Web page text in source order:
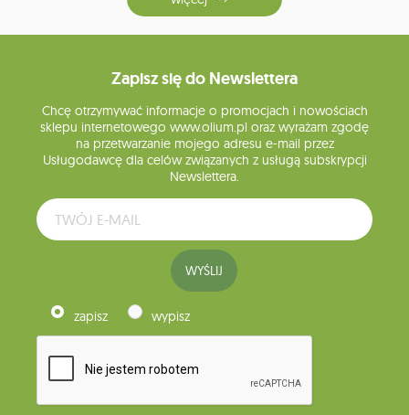
Zapisz się do Newslettera
Chcę otrzymywać informacje o promocjach i nowościach
sklepu internetowego www.olium.pl oraz wyrażam zgodę
na przetwarzanie mojego adresu e-mail przez
Usługodawcę dla celów związanych z usługą subskrypcji
Newslettera.
WYŚLIJ
zapisz wypisz